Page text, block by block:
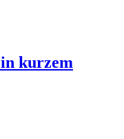
kurzem